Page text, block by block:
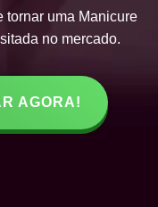
tornar uma Manicure
no mercado.
AGORA!